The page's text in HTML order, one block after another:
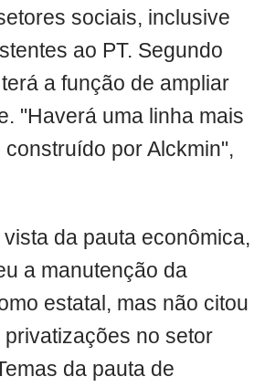
sociais, inclusive
ao PT. Segundo
a função de ampliar
"Haverá uma linha mais
construído por Alckmin",
vista da pauta econômica,
a manutenção da
estatal, mas não citou
no setor
da pauta de